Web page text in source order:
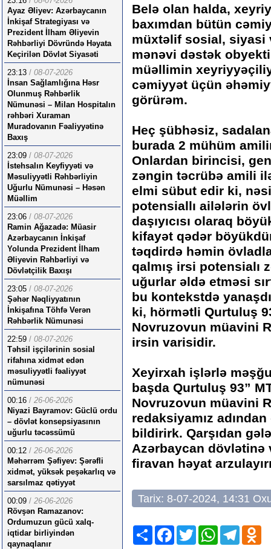
Ayaz Əliyev: Azərbaycanın
İnkişaf Strategiyası və
Prezident İlham Əliyevin
Rəhbərliyi Dövründə Həyata
Keçirilən Dövlət Siyasəti
23:13 / 08-07-2026
İnsan Sağlamlığına Həsr
Olunmuş Rəhbərlik
Nümunəsi – Milan Hospitalın
rəhbəri Xuraman
Muradovanın Fəaliyyətinə
Baxış
23:09 / 08-07-2026
İstehsalın Keyfiyyəti və
Məsuliyyətli Rəhbərliyin
Uğurlu Nümunəsi – Həsən
Müəllim
23:06 / 08-07-2026
Ramin Ağazadə: Müasir
Azərbaycanın İnkişaf
Yolunda Prezident İlham
Əliyevin Rəhbərliyi və
Dövlətçilik Baxışı
23:05 / 08-07-2026
Şəhər Nəqliyyatının
İnkişafına Töhfə Verən
Rəhbərlik Nümunəsi
22:59 / 08-07-2026
Təhsil işçilərinin sosial
rifahına xidmət edən
məsuliyyətli fəaliyyət
nümunəsi
00:16 / 26-06-2026
Niyazi Bayramov: Güclü ordu
– dövlət konsepsiyasının
uğurlu təcəssümü
00:12 / 26-06-2026
Məhərrəm Şəfiyev: Şərəfli
xidmət, yüksək peşəkarlıq və
sarsılmaz qətiyyət
00:09 / 26-06-2026
Rövşən Ramazanov:
Ordumuzun gücü xalq-
iqtidar birliyindən
qaynaqlanır
Belə olan halda,
baxımdan bütün
müxtəlif sosial, siyasi
mənəvi dəstək
müəllimin
cəmiyyət üçün
görürəm.
Heç şübhəsiz,
burada 2 mühüm
Onlardan birincisi,
zəngin təcrübə amili
elmi sübut edir ki,
potensiallı ailələrin
daşıyıcısı olaraq
kifayət qədər
təqdirdə həmin
qalmış irsi potensialı
uğurlar əldə etməsi
bu kontekstdə
ki, hörmətli Qurtuluş
Novruzovun müavini
irsin varisidir.
Xeyirxah işlərlə
başda Qurtuluş 93”
Novruzovun müavini
redaksiyamız adından
bildirirk. Qarşıdan
Azərbaycan dövlətinə
firavan həyat
Tarix: 8-07-2024, 14:31
ShareFacebook
TwitterWhatsApp